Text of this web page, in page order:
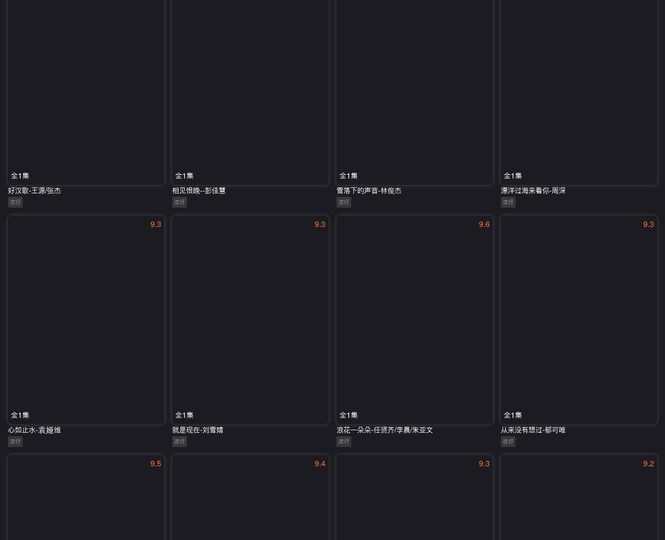
全1集
好汉歌-王源/张杰
流行
全1集
相见恨晚--彭佳慧
流行
全1集
雪落下的声音-林俊杰
流行
全1集
漂洋过海来看你-周深
流行
9.3
全1集
心如止水-袁娅维
流行
9.3
全1集
就是现在-刘雪婧
流行
9.6
全1集
浪花一朵朵-任贤齐/李晨/朱亚文
流行
9.3
全1集
从来没有想过-郁可唯
流行
9.5 9.4 9.3 9.2